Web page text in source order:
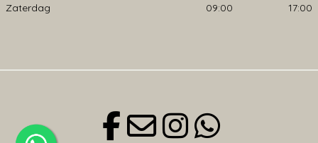
Zaterdag 09:00 17:00